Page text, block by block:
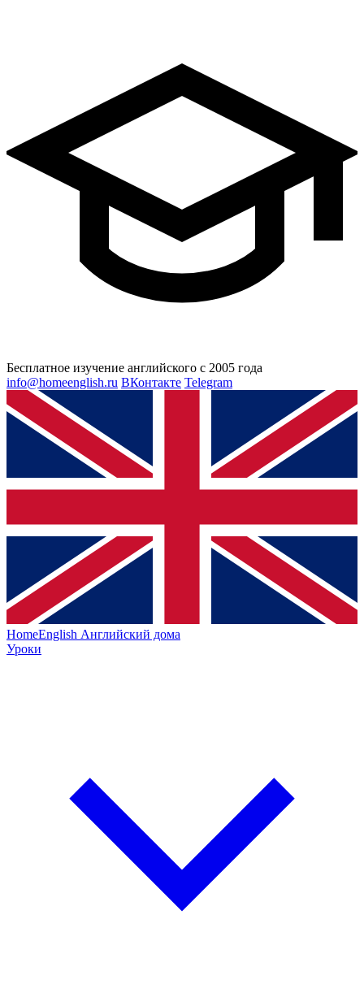
Бесплатное изучение английского с 2005 года
info@homeenglish.ru ВКонтакте Telegram
HomeEnglish Английский дома
Уроки